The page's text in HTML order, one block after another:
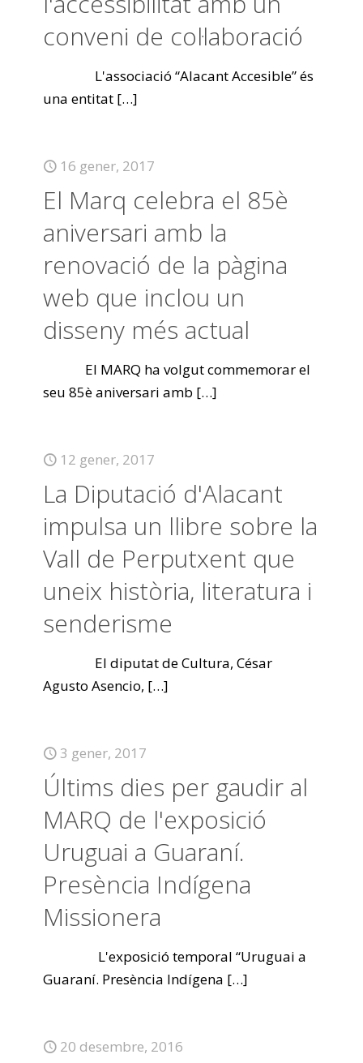
conveni de col·laboració
L'associació “Alacant Accesible” és
una entitat […]
16 gener, 2017
El Marq celebra el 85è
aniversari amb la
renovació de la pàgina
web que inclou un
disseny més actual
El MARQ ha volgut commemorar el
seu 85è aniversari amb […]
12 gener, 2017
La Diputació d'Alacant
impulsa un llibre sobre la
Vall de Perputxent que
uneix història, literatura i
senderisme
El diputat de Cultura, César
Agusto Asencio, […]
3 gener, 2017
Últims dies per gaudir al
MARQ de l'exposició
Uruguai a Guaraní.
Presència Indígena
Missionera
L'exposició temporal “Uruguai a
Guaraní. Presència Indígena […]
20 desembre, 2016